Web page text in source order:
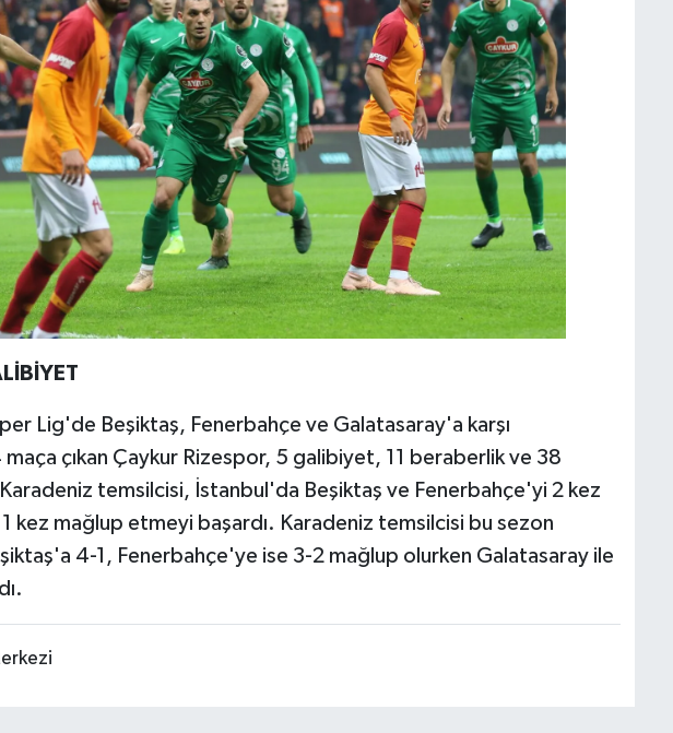
Lig'de Beşiktaş, Fenerbahçe ve Galatasaray'a karşı
çıkan Çaykur Rizespor, 5 galibiyet, 11 beraberlik ve 38
temsilcisi, İstanbul'da Beşiktaş ve Fenerbahçe'yi 2 kez
kez mağlup etmeyi başardı. Karadeniz temsilcisi bu sezon
4-1, Fenerbahçe'ye ise 3-2 mağlup olurken Galatasaray ile